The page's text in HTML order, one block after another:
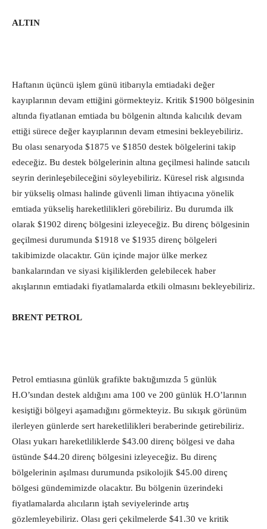
ALTIN
Haftanın üçüncü işlem günü itibarıyla emtiadaki değer
kayıplarının devam ettiğini görmekteyiz. Kritik $1900 bölgesinin
altında fiyatlanan emtiada bu bölgenin altında kalıcılık devam
ettiği sürece değer kayıplarının devam etmesini bekleyebiliriz.
Bu olası senaryoda $1875 ve $1850 destek bölgelerini takip
edeceğiz. Bu destek bölgelerinin altına geçilmesi halinde satıcılı
seyrin derinleşebileceğini söyleyebiliriz. Küresel risk algısında
bir yükseliş olması halinde güvenli liman ihtiyacına yönelik
emtiada yükseliş hareketlilikleri görebiliriz. Bu durumda ilk
olarak $1902 direnç bölgesini izleyeceğiz. Bu direnç bölgesinin
geçilmesi durumunda $1918 ve $1935 direnç bölgeleri
takibimizde olacaktır. Gün içinde major ülke merkez
bankalarından ve siyasi kişiliklerden gelebilecek haber
akışlarının emtiadaki fiyatlamalarda etkili olmasını bekleyebiliriz.
BRENT PETROL
Petrol emtiasına günlük grafikte baktığımızda 5 günlük
H.O’sından destek aldığını ama 100 ve 200 günlük H.O’larının
kesiştiği bölgeyi aşamadığını görmekteyiz. Bu sıkışık görünüm
ilerleyen günlerde sert hareketlilikleri beraberinde getirebiliriz.
Olası yukarı hareketliliklerde $43.00 direnç bölgesi ve daha
üstünde $44.20 direnç bölgesini izleyeceğiz. Bu direnç
bölgelerinin aşılması durumunda psikolojik $45.00 direnç
bölgesi gündemimizde olacaktır. Bu bölgenin üzerindeki
fiyatlamalarda alıcıların iştah seviyelerinde artış
gözlemleyebiliriz. Olası geri çekilmelerde $41.30 ve kritik